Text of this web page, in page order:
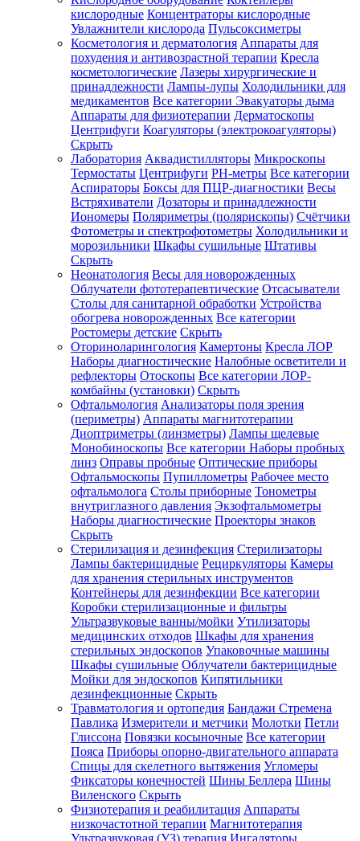
Зарегистрироваться
Зачем
регистрироваться?
Все
покупки
одном
месте
Личный
менеджер
Отслеживание
статуса
заказа
кислородные Концентраторы кислородные
Увлажнители кислорода Пульсоксиметры
Косметология и дерматология Аппараты для
похудения и антивозрастной терапии Кресла
косметологические Лазеры хирургические и
принадлежности Лампы-лупы Холодильники для
медикаментов Все категории Эвакуаторы дыма
Аппараты для физиотерапии Дерматоскопы
Центрифуги Коагуляторы (электрокоагуляторы)
Скрыть
Лаборатория Аквадистилляторы Микроскопы
Термостаты Центрифуги PH-метры Все категории
Аспираторы Боксы для ПЦР-диагностики Весы
Встряхиватели Дозаторы и принадлежности
Иономеры Поляриметры (полярископы) Счётчики
Фотометры и спектрофотометры Холодильники и
морозильники Шкафы сушильные Штативы
Скрыть
Неонатология Весы для новорожденных
Облучатели фототерапевтические Отсасыватели
Столы для санитарной обработки Устройства
обогрева новорожденных Все категории
Ростомеры детские Скрыть
Оториноларингология Камертоны Кресла ЛОР
Наборы диагностические Налобные осветители и
рефлекторы Отоскопы Все категории ЛОР-
комбайны (установки) Скрыть
Офтальмология Анализаторы поля зрения
(периметры) Аппараты магнитотерапии
Диоптриметры (линзметры) Лампы щелевые
Монобиноскопы Все категории Наборы пробных
линз Оправы пробные Оптические приборы
Офтальмоскопы Пупиллометры Рабочее место
офтальмолога Столы приборные Тонометры
внутриглазного давления Экзофтальмометры
Наборы диагностические Проекторы знаков
Скрыть
Стерилизация и дезинфекция Стерилизаторы
Лампы бактерицидные Рециркуляторы Камеры
для хранения стерильных инструментов
Контейнеры для дезинфекции Все категории
Коробки стерилизационные и фильтры
Ультразвуковые ванны/мойки Утилизаторы
медицинских отходов Шкафы для хранения
стерильных эндоскопов Упаковочные машины
Шкафы сушильные Облучатели бактерицидные
Мойки для эндоскопов Кипятильники
дезинфекционные Скрыть
Травматология и ортопедия Бандажи Стремена
Павлика Измерители и метчики Молотки Петли
Глиссона Повязки косыночные Все категории
Пояса Приборы опорно-двигательного аппарата
Спицы для скелетного вытяжения Угломеры
Фиксаторы конечностей Шины Беллера Шины
Виленского Скрыть
Физиотерапия и реабилитация Аппараты
низкочастотной терапии Магнитотерапия
Ультразвуковая (УЗ) терапия Ингаляторы